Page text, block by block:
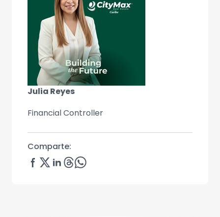
Julia Reyes
Financial Controller
Comparte: